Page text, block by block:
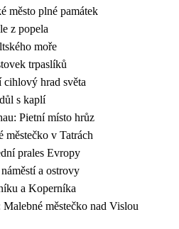
město plné památek
z popela
moře
trpaslíků
hrad světa
s kaplí
Pietní místo hrůz
městečko v Tatrách
prales Evropy
a ostrovy
a Koperníka
městečko nad Vislou